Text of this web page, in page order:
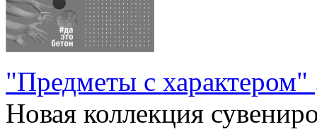
"Предметы с характером"
Новая коллекция